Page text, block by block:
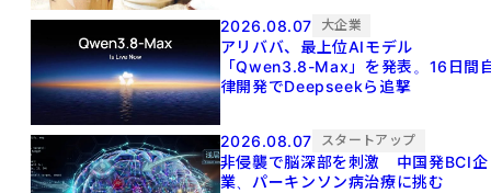
2026.08.07 大企業
アリババ、最上位AIモデル
「Qwen3.8-Max」を発表。16日間
律開発でDeepseekら追撃
2026.08.07 スタートアップ
非侵襲で脳深部を刺激 中国発BCI企
業、パーキンソン病治療に挑む